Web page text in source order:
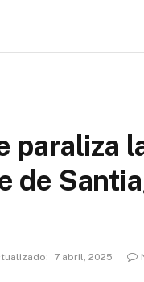
paraliza
de
7 abril, 2025